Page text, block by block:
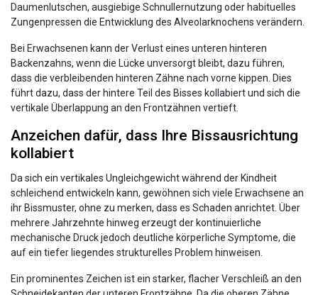
Daumenlutschen, ausgiebige Schnullernutzung oder habituelles
Zungenpressen die Entwicklung des Alveolarknochens verändern.
Bei Erwachsenen kann der Verlust eines unteren hinteren
Backenzahns, wenn die Lücke unversorgt bleibt, dazu führen,
dass die verbleibenden hinteren Zähne nach vorne kippen. Dies
führt dazu, dass der hintere Teil des Bisses kollabiert und sich die
vertikale Überlappung an den Frontzähnen vertieft.
Anzeichen dafür, dass Ihre Bissausrichtung
kollabiert
Da sich ein vertikales Ungleichgewicht während der Kindheit
schleichend entwickeln kann, gewöhnen sich viele Erwachsene an
ihr Bissmuster, ohne zu merken, dass es Schaden anrichtet. Über
mehrere Jahrzehnte hinweg erzeugt der kontinuierliche
mechanische Druck jedoch deutliche körperliche Symptome, die
auf ein tiefer liegendes strukturelles Problem hinweisen.
Ein prominentes Zeichen ist ein starker, flacher Verschleiß an den